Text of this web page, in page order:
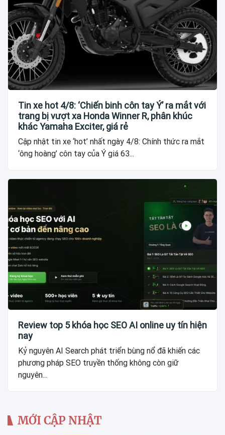
Tin xe hot 4/8: ‘Chiến binh côn tay Ý’ ra mắt với
trang bị vượt xa Honda Winner R, phân khúc
khác Yamaha Exciter, giá rẻ
Cập nhật tin xe ‘hot’ nhất ngày 4/8: Chính thức ra mắt
‘ông hoàng’ côn tay của Ý giá 63...
Review top 5 khóa học SEO AI online uy tín hiện
nay
Kỷ nguyên AI Search phát triển bùng nổ đã khiến các
phương pháp SEO truyền thống không còn giữ
nguyên...
MỚI CẬP NHẬT